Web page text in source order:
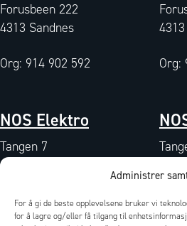
Administrer
For å gi de beste opplevelsene bruker vi
for å lagre og/eller få tilgang til
Forusbeen 222
4313 Sandnes
Org: 914 902 592 Org:
NOS Elektro
Tangen 7
4072 Randaberg
Org: 933 004 511
Org:
QA-miljø/Sertifikater/